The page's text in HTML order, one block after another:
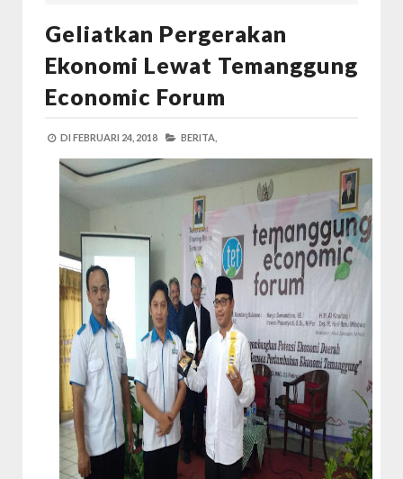
Geliatkan Pergerakan
Ekonomi Lewat Temanggung
Economic Forum
DI FEBRUARI 24, 2018 BERITA,